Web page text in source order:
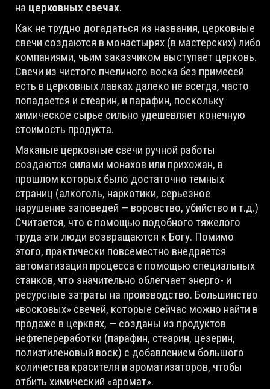
на церковных свечах.
Как не трудно догадаться из названия, церковные
свечи создаются в монастырях (в мастерских) либо
компаниями, чьим заказчиком выступает церковь.
Свечи из чистого пчелиного воска без примесей
есть в церковных лавках далеко не всегда, часто
попадается и стеарин, и парафин, поскольку
химическое сырье сильно удешевляет конечную
стоимость продукта.
Маканые церковные свечи ручной работы
создаются силами монахов или прихожан, в
прошлом которых было достаточно темных
страниц (алкоголь, наркотики, серьезное
нарушение заповедей — воровство, убийство и т.д.)
Считается, что с помощью подобного тяжелого
труда эти люди возвращаются к Богу. Помимо
этого, практически повсеместно внедряется
автоматизация процесса с помощью специальных
станков, что значительно облегчает энерго- и
ресурсные затраты на производство. Большинство
«восковых» свечей, которые сейчас можно найти в
продаже в церквях, — созданы из продуктов
нефтепереработки (парафин, стеарин, цезерин,
полиэтиленовый воск) с добавлением большого
количества красителя и ароматизаторов, чтобы
отбить химический «аромат».